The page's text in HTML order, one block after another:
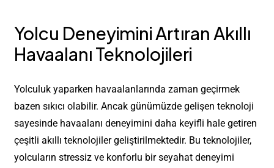
Yolcu Deneyimini Artıran Akıllı
Havaalanı Teknolojileri
Yolculuk yaparken havaalanlarında zaman geçirmek
bazen sıkıcı olabilir. Ancak günümüzde gelişen teknoloji
sayesinde havaalanı deneyimini daha keyifli hale getiren
çeşitli akıllı teknolojiler geliştirilmektedir. Bu teknolojiler,
yolcuların stressiz ve konforlu bir seyahat deneyimi